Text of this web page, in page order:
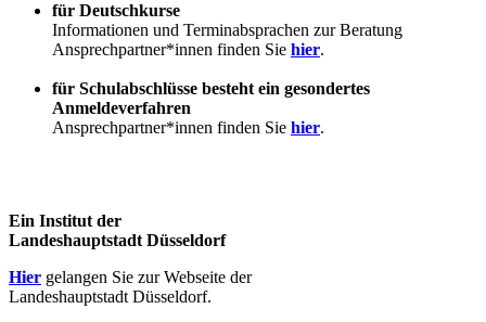
für Deutschkurse
Informationen und Terminabsprachen zur Beratung
Ansprechpartner*innen finden Sie hier.
für Schulabschlüsse besteht ein gesondertes
Anmeldeverfahren
Ansprechpartner*innen finden Sie hier.
Ein Institut der
Landeshauptstadt Düsseldorf
Hier gelangen Sie zur Webseite der
Landeshauptstadt Düsseldorf.